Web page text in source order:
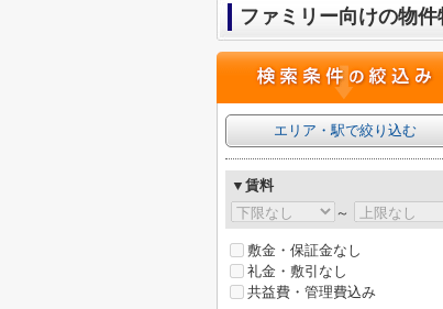
ファミリー向けの物件
エリア・駅で絞り込む
▼賃料
～
敷金・保証金なし
礼金・敷引なし
共益費・管理費込み